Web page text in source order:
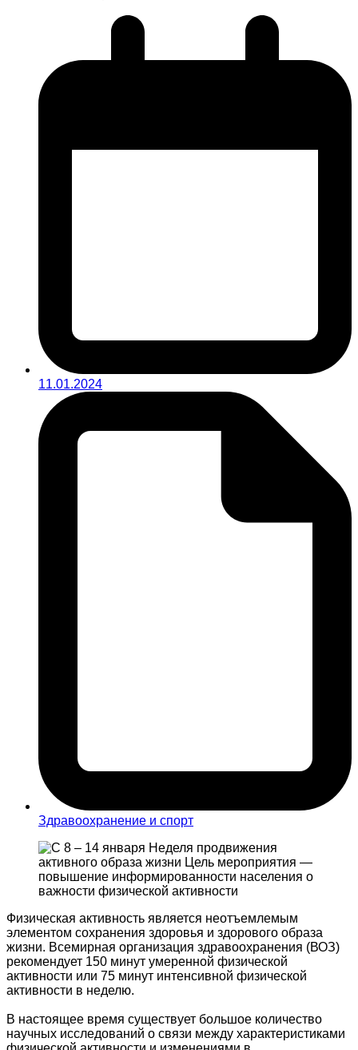
11.01.2024
Здравоохранение и спорт
Физическая активность является неотъемлемым
элементом сохранения здоровья и здорового образа
жизни. Всемирная организация здравоохранения (ВОЗ)
рекомендует 150 минут умеренной физической
активности или 75 минут интенсивной физической
активности в неделю.
В настоящее время существует большое количество
научных исследований о связи между характеристиками